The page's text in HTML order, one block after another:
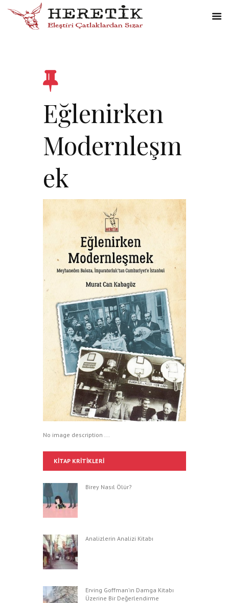
Eğlenirken
Modernleşm
ek
No image description ...
KITAP KRITIKLERI
Birey Nasıl Ölür?
Analizlerin Analizi Kitabı
Erving Goffman’ın Damga Kitabı
Üzerine Bir Değerlendirme